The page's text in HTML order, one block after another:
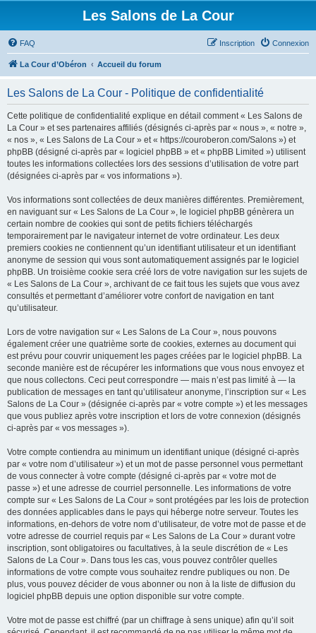
Les Salons de La Cour
FAQ Connexion
Inscription
La Cour d’Obéron Accueil du forum
Les Salons de La Cour - Politique de confidentialité
Cette politique de confidentialité explique en détail comment « Les Salons de
La Cour » et ses partenaires affiliés (désignés ci-après par « nous », « notre »,
« nos », « Les Salons de La Cour » et « https://couroberon.com/Salons ») et
phpBB (désigné ci-après par « logiciel phpBB » et « phpBB Limited ») utilisent
toutes les informations collectées lors des sessions d’utilisation de votre part
(désignées ci-après par « vos informations »).
Vos informations sont collectées de deux manières différentes. Premièrement,
en naviguant sur « Les Salons de La Cour », le logiciel phpBB génèrera un
certain nombre de cookies qui sont de petits fichiers téléchargés
temporairement par le navigateur internet de votre ordinateur. Les deux
premiers cookies ne contiennent qu’un identifiant utilisateur et un identifiant
anonyme de session qui vous sont automatiquement assignés par le logiciel
phpBB. Un troisième cookie sera créé lors de votre navigation sur les sujets de
« Les Salons de La Cour », archivant de ce fait tous les sujets que vous avez
consultés et permettant d’améliorer votre confort de navigation en tant
qu’utilisateur.
Lors de votre navigation sur « Les Salons de La Cour », nous pouvons
également créer une quatrième sorte de cookies, externes au document qui
est prévu pour couvrir uniquement les pages créées par le logiciel phpBB. La
seconde manière est de récupérer les informations que vous nous envoyez et
que nous collectons. Ceci peut correspondre — mais n’est pas limité à — la
publication de messages en tant qu’utilisateur anonyme, l’inscription sur « Les
Salons de La Cour » (désignée ci-après par « votre compte ») et les messages
que vous publiez après votre inscription et lors de votre connexion (désignés
ci-après par « vos messages »).
Votre compte contiendra au minimum un identifiant unique (désigné ci-après
par « votre nom d’utilisateur ») et un mot de passe personnel vous permettant
de vous connecter à votre compte (désigné ci-après par « votre mot de
passe ») et une adresse de courriel personnelle. Les informations de votre
compte sur « Les Salons de La Cour » sont protégées par les lois de protection
des données applicables dans le pays qui héberge notre serveur. Toutes les
informations, en-dehors de votre nom d’utilisateur, de votre mot de passe et de
votre adresse de courriel requis par « Les Salons de La Cour » durant votre
inscription, sont obligatoires ou facultatives, à la seule discrétion de « Les
Salons de La Cour ». Dans tous les cas, vous pouvez contrôler quelles
informations de votre compte vous souhaitez rendre publiques ou non. De
plus, vous pouvez décider de vous abonner ou non à la liste de diffusion du
logiciel phpBB depuis une option disponible sur votre compte.
Votre mot de passe est chiffré (par un chiffrage à sens unique) afin qu’il soit